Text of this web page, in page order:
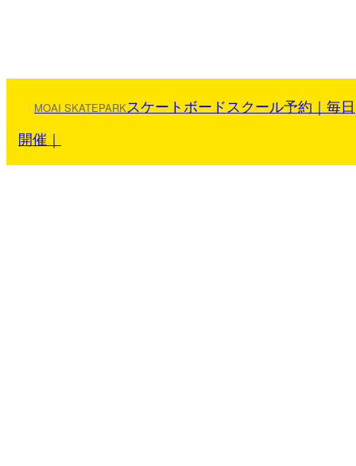
スケートボードスクール予約｜毎日
開催｜